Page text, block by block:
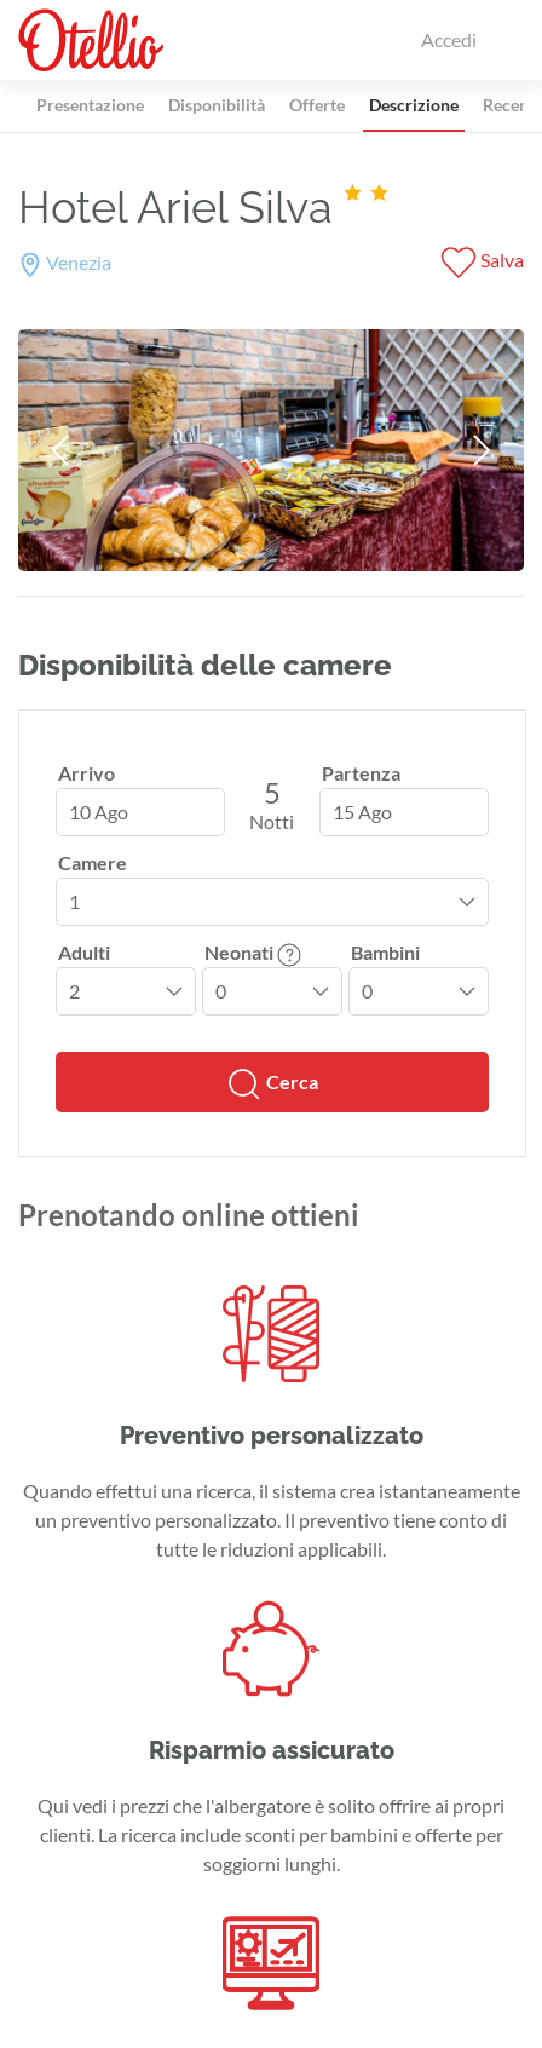
Accedi
Presentazione Disponibilità Offerte Descrizione
Hotel Ariel Silva
Venezia Salva
Disponibilità delle camere
Arrivo
10 Ago
5
Notti
Partenza
15 Ago
Camere
Adulti Neonati Bambini
Cerca
Prenotando online ottieni
Preventivo personalizzato
Quando effettui una ricerca, il sistema crea istantaneamente
un preventivo personalizzato. Il preventivo tiene conto di
tutte le riduzioni applicabili.
Risparmio assicurato
Qui vedi i prezzi che l'albergatore è solito offrire ai propri
clienti. La ricerca include sconti per bambini e offerte per
soggiorni lunghi.